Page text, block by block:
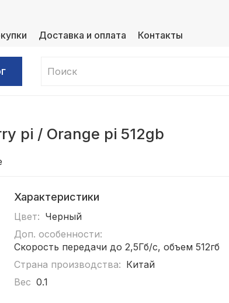
Доставка и оплата Контакты
pi / Orange pi 512gb
Характеристики
Цвет: Черный
Доп. особенности:
Скорость передачи до 2,5Гб/с, объем 512гб
Страна производства: Китай
Вес 0.1